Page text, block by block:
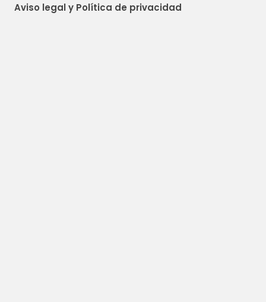
Aviso legal y Política de privacidad